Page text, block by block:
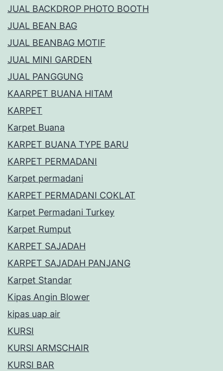
JUAL BACKDROP PHOTO BOOTH
JUAL BEAN BAG
JUAL BEANBAG MOTIF
JUAL MINI GARDEN
JUAL PANGGUNG
KAARPET BUANA HITAM
KARPET
Karpet Buana
KARPET BUANA TYPE BARU
KARPET PERMADANI
Karpet permadani
KARPET PERMADANI COKLAT
Karpet Permadani Turkey
Karpet Rumput
KARPET SAJADAH
KARPET SAJADAH PANJANG
Karpet Standar
Kipas Angin Blower
kipas uap air
KURSI
KURSI ARMSCHAIR
KURSI BAR